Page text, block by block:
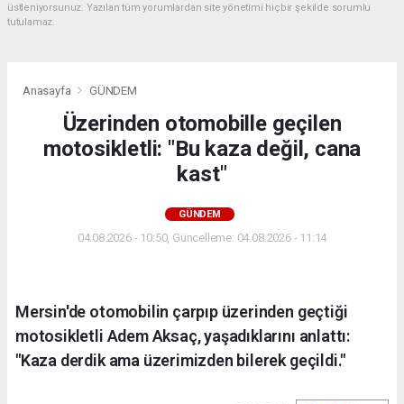
üstleniyorsunuz. Yazılan tüm yorumlardan site yönetimi hiçbir şekilde sorumlu
tutulamaz.
Anasayfa GÜNDEM
Üzerinden otomobille geçilen
motosikletli: "Bu kaza değil, cana
kast"
GÜNDEM
04.08.2026 - 10:50, Güncelleme: 04.08.2026 - 11:14
Mersin'de otomobilin çarpıp üzerinden geçtiği
motosikletli Adem Aksaç, yaşadıklarını anlattı:
"Kaza derdik ama üzerimizden bilerek geçildi."